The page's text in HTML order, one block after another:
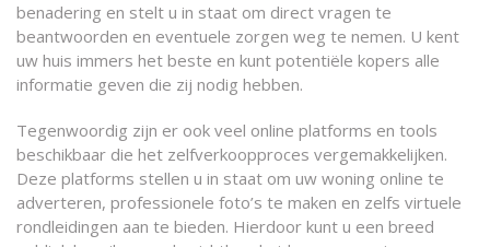
benadering en stelt u in staat om direct vragen te
beantwoorden en eventuele zorgen weg te nemen. U kent
uw huis immers het beste en kunt potentiële kopers alle
informatie geven die zij nodig hebben.
Tegenwoordig zijn er ook veel online platforms en tools
beschikbaar die het zelfverkoopproces vergemakkelijken.
Deze platforms stellen u in staat om uw woning online te
adverteren, professionele foto’s te maken en zelfs virtuele
rondleidingen aan te bieden. Hierdoor kunt u een breed